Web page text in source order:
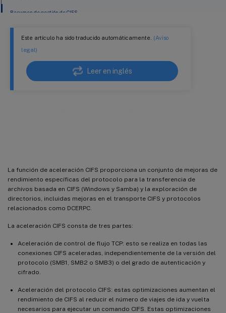
Este artículo ha sido traducido automáticamente. (Aviso
legal)
Leer en inglés
La función de aceleración CIFS proporciona un conjunto de mejoras de
rendimiento específicas del protocolo para la transferencia de
archivos basada en CIFS (Windows y Samba) y la exploración de
directorios, incluidas mejoras en el transporte CIFS y protocolos
relacionados como DCERPC.
La aceleración CIFS consta de tres partes:
Aceleración de control de flujo TCP: esto se realiza en todas las
conexiones CIFS aceleradas, independientemente de la versión del
protocolo (SMB1, SMB2 o SMB3) o del grado de autenticación y
cifrado.
Aceleración del protocolo CIFS: estas optimizaciones aumentan el
rendimiento de CIFS al reducir el número de viajes de ida y vuelta
necesarios para ejecutar un comando CIFS. Estas optimizaciones
Resumen de gestión de CIFS